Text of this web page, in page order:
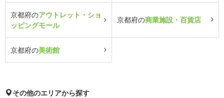
京都府のアウトレット・ショ
ッピングモール
京都府の商業施設・百貨店
京都府の美術館
その他のエリアから探す